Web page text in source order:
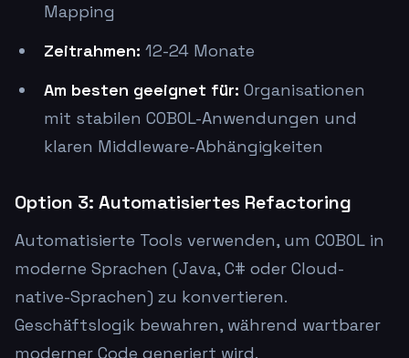
Mapping
Zeitrahmen: 12-24 Monate
Am besten geeignet für: Organisationen
mit stabilen COBOL-Anwendungen und
klaren Middleware-Abhängigkeiten
Option 3: Automatisiertes Refactoring
Automatisierte Tools verwenden, um COBOL in
moderne Sprachen (Java, C# oder Cloud-
native-Sprachen) zu konvertieren.
Geschäftslogik bewahren, während wartbarer
moderner Code generiert wird.